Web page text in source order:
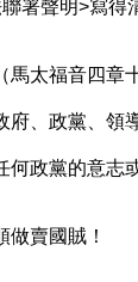
署聲明>寫
馬太福音四章
、政黨、領
政黨的意志
賣國賊！